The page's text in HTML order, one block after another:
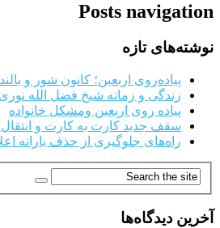
Posts navigation
نوشته‌های تازه
پیاده‌روی اربعین؛ کانون شور و
زندگی و زمانه شیخ فضل الله نوری
پیاده روی اربعین ومشکل خانواده
سقف جدید کارت به کارت و
راه‌های جلوگیری از حذف یارانه
آخرین دیدگاه‌ها